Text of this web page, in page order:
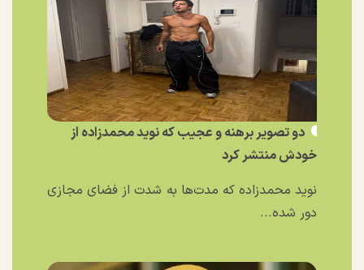
دو تصویر برهنه و عجیب که نوید محمدزاده از
خودش منتشر کرد
نوید محمدزاده که مدت‌ها به شدت از فضای مجازی
دور شده...